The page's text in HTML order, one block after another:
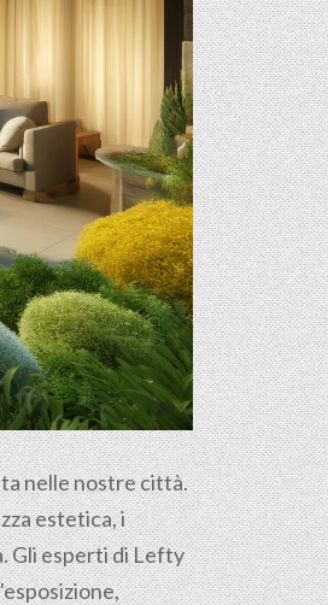
nelle nostre città.
estetica, i
Gli esperti di Lefty